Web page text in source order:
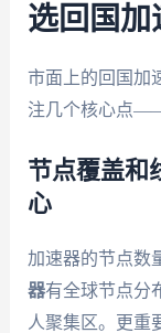
选回国加
市面上的回国加
注几个核心点
节点覆盖和
心
加速器的节点数
器有全球节点分
人聚集区。更重